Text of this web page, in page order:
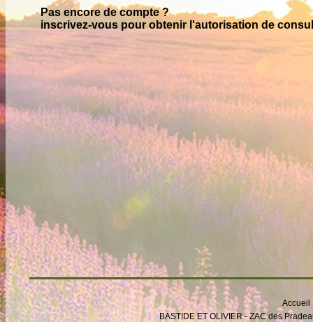
Pas encore de compte ?
inscrivez-vous pour obtenir l'autorisation de
Accueil
BASTIDE ET OLIVIER - ZAC des